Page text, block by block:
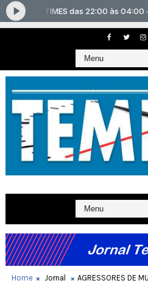
Home Jornal
AGRESSORES DE